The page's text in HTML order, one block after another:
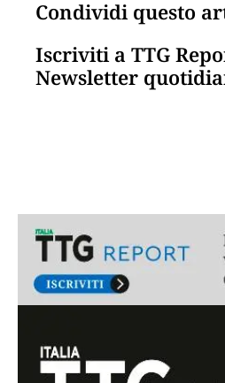
Condividi questo
Iscriviti a TTG
Newsletter